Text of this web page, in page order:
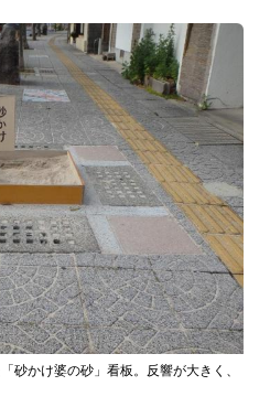
砂かけ婆の砂」看板。反響が大きく、